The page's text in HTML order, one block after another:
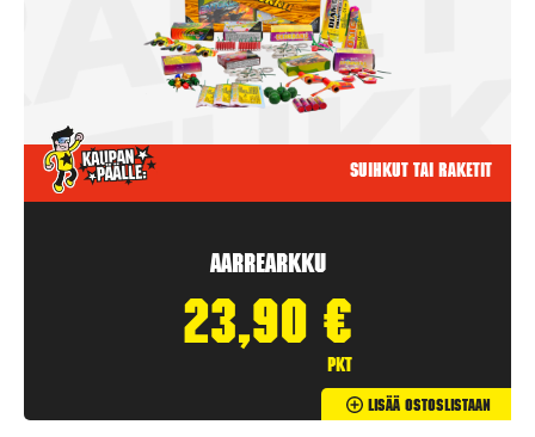
Suihkut tai raketit
Aarrearkku
23,90 €
pkt
Lisää Ostoslistaan